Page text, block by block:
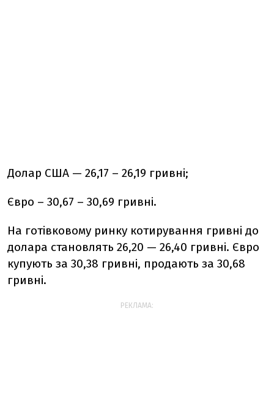
Долар США — 26,17 – 26,19 гривні;
Євро – 30,67 – 30,69 гривні.
На готівковому ринку котирування гривні до
долара становлять 26,20 — 26,40 гривні. Євро
купують за 30,38 гривні, продають за 30,68
гривні.
РЕКЛАМА: